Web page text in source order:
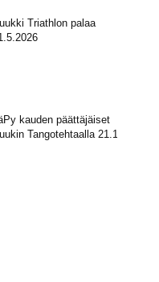
Triathlon palaa
kauden päättäjäiset
Tangotehtaalla 21.11.